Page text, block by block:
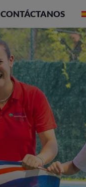
CONTÁCTANOS